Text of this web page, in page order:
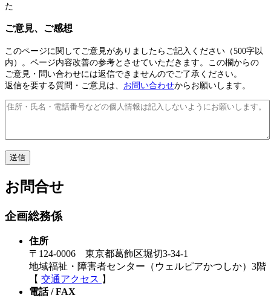
た
ご意見、ご感想
このページに関してご意見がありましたらご記入ください（500字以
内）。ページ内容改善の参考とさせていただきます。この欄からの
ご意見・問い合わせには返信できませんのでご了承ください。
返信を要する質問・ご意見は、 お問い合わせからお願いします。
お問合せ
企画総務係
住所
〒124-0006 東京都葛飾区堀切3-34-1
地域福祉・障害者センター（ウェルピアかつしか）3階
【 交通アクセス 】
電話 / FAX